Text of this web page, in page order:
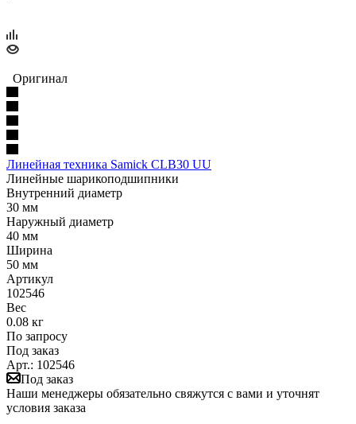
Оригинал
Линейная техника Samick CLB30 UU
Линейные шарикоподшипники
Внутренний диаметр
30 мм
Наружный диаметр
40 мм
Ширина
50 мм
Артикул
102546
Вес
0.08 кг
По запросу
Под заказ
Арт.: 102546
Под заказ
Наши менеджеры обязательно свяжутся с вами и уточнят
условия заказа